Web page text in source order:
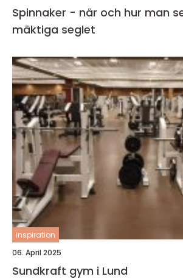
Spinnaker - när och hur man
mäktiga seglet
inspiration
06. April 2025
Sundkraft gym i Lund